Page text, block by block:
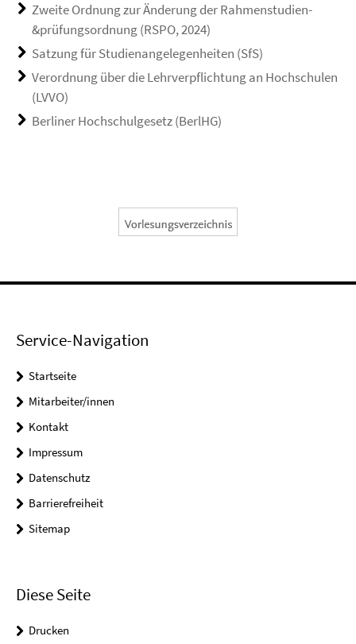
Zweite Ordnung zur Änderung der Rahmenstudien-
&prüfungsordnung (RSPO, 2024)
Satzung für Studienangelegenheiten (SfS)
Verordnung über die Lehrverpflichtung an Hochschulen
(LVVO)
Berliner Hochschulgesetz (BerlHG)
Service-Navigation
Startseite
Mitarbeiter/innen
Kontakt
Impressum
Datenschutz
Barrierefreiheit
Sitemap
Diese Seite
Drucken